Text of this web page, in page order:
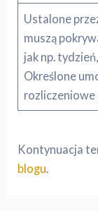
Ustalone
muszą
jak np.
Określone
rozliczeniowe
Kontynuacja
blogu.